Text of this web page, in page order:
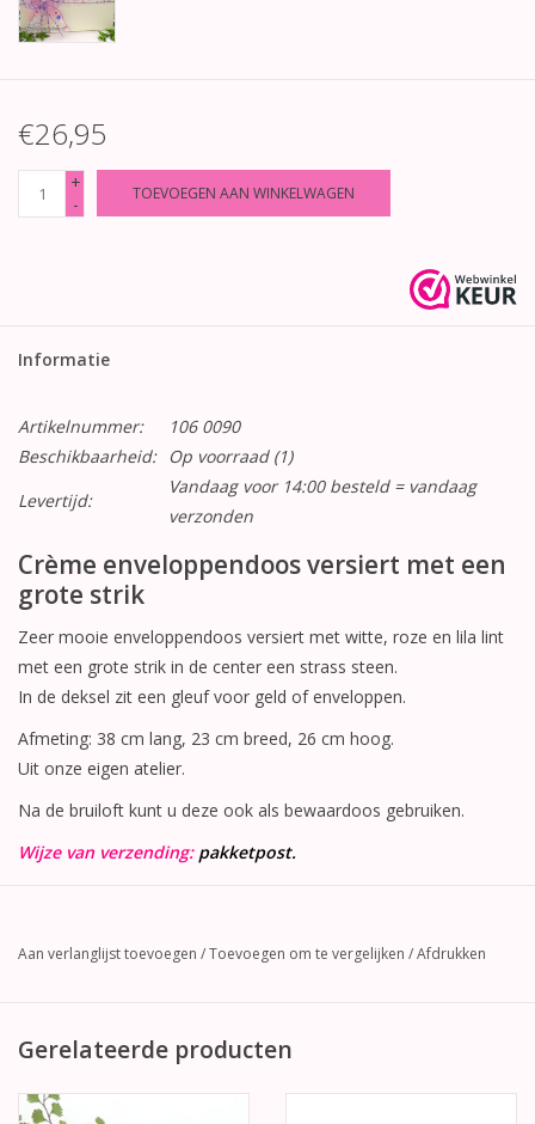
€26,95
+
-
TOEVOEGEN AAN WINKELWAGEN
Informatie
Artikelnummer:
106 0090
Beschikbaarheid:
Op voorraad(1)
Levertijd:
Vandaag voor 14:00 besteld = vandaag
verzonden
Crème enveloppendoos versiert met een
grote strik
Zeer mooie enveloppendoos versiert met witte, roze en lila lint
met een grote strik in de center een strass steen.
In de deksel zit een gleuf voor geld of enveloppen.
Afmeting: 38 cm lang, 23 cm breed, 26 cm hoog.
Uit onze eigen atelier.
Na de bruiloft kunt u deze ook als bewaardoos gebruiken.
Wijze van verzending: pakketpost.
Aan verlanglijst toevoegen /Toevoegen om te vergelijken /Afdrukken
Gerelateerde producten